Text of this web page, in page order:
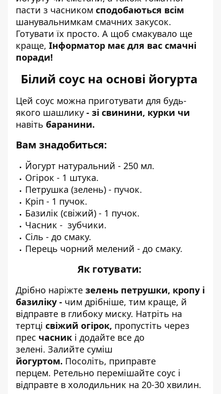
пасти з часником сподобаються всім
шанувальнимкам смачних закусок.
Готувати їх просто. А щоб смакувало ще
краще, Інформатор має для вас смачні
поради!
Білий соус на основі йогурта
Цей соус можна приготувати для будь-
якого шашлику - зі свинини, курки чи
навіть баранини.
Вам знадобиться:
Йогурт натуральний - 250 мл.
Огірок - 1 штука.
Петрушка (зелень) - пучок.
Кріп - 1 пучок.
Базилік (свіжий) - 1 пучок.
Часник - зубчики.
Сіль - до смаку.
Перець чорний мелений - до смаку.
Як готувати:
Дрібно наріжте зелень петрушки, кропу і
базиліку - чим дрібніше, тим краще, й
відправте в глибоку миску. Натріть на
тертці свіжий огірок, пропустіть через
прес часник і додайте все до
зелені. Залийте суміш
йогуртом. Посоліть, приправте
перцем. Ретельно перемішайте соус і
відправте в холодильник на 20-30 хвилин.